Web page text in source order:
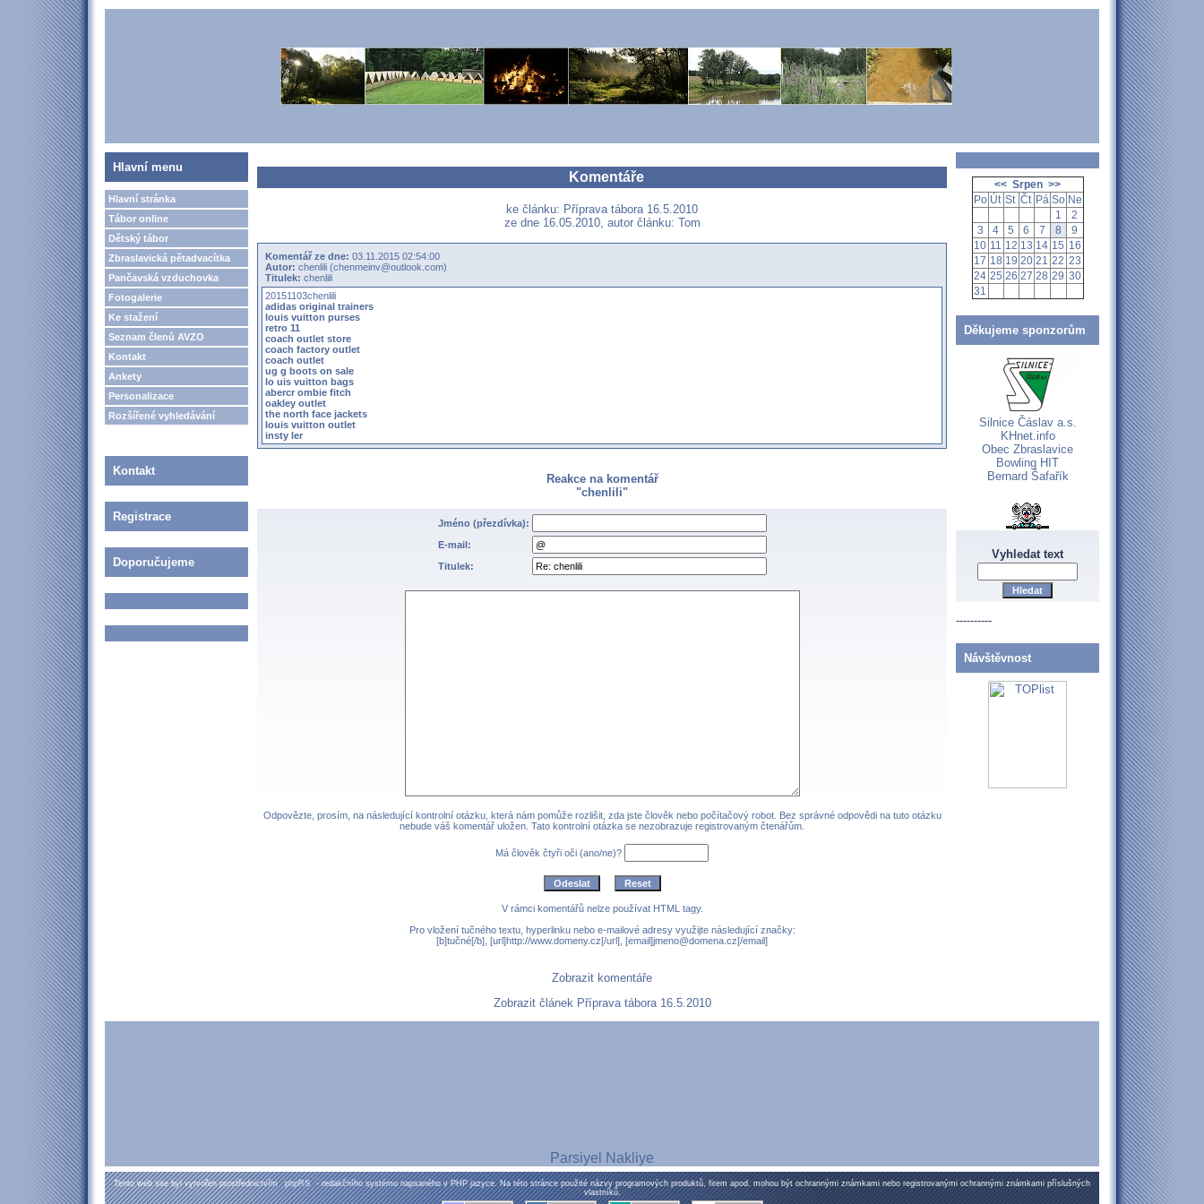
Hlavní menu
Hlavní stránka
Tábor online
Dětský tábor
Zbraslavická pětadvacítka
Pančavská vzduchovka
Fotogalerie
Ke stažení
Seznam členů AVZO
Kontakt
Ankety
Personalizace
Rozšířené vyhledávání
Kontakt
Registrace
Doporučujeme
Komentáře
ke článku: Příprava tábora 16.5.2010
ze dne 16.05.2010, autor článku: Tom
Komentář ze dne: 03.11.2015 02:54:00
Autor: chenlili (chenmeinv@outlook.com)
Titulek: chenlili
20151103chenlili
adidas original trainers
louis vuitton purses
retro 11
coach outlet store
coach factory outlet
coach outlet
ug g boots on sale
lo uis vuitton bags
abercr ombie fitch
oakley outlet
the north face jackets
louis vuitton outlet
insty ler
Reakce na komentář
"chenlili"
Jméno (přezdívka):
E-mail:
Titulek:
Odpovězte, prosím, na následující kontrolní otázku, která nám pomůže rozlišit, zda jste člověk nebo počítačový robot. Bez správné odpovědi na tuto otázku
nebude váš komentář uložen. Tato kontrolní otázka se nezobrazuje registrovaným čtenářům.
Má člověk čtyři oči (ano/ne)?
V rámci komentářů nelze používat HTML tagy.
Pro vložení tučného textu, hyperlinku nebo e-mailové adresy využijte následující značky:
[b]tučné[/b], [url]http://www.domeny.cz[/url], [email]jmeno@domena.cz[/email]
Zobrazit komentáře
Zobrazit článek Příprava tábora 16.5.2010
<< Srpen >>
Po Út St Čt Pá So Ne
1
2
3
4 5 6 7 8
9
10 11 12 13 14 15 16
17 18 19 20 21 22 23
24 25 26 27 28 29 30
31
Děkujeme sponzorům
Silnice Čáslav a.s.
KHnet.info
Obec Zbraslavice
Bowling HIT
Bernard Šafařík
Vyhledat text
----------
Návštěvnost
Parsiyel Nakliye
Tento web site byl vytvořen prostřednictvím phpRS - redakčního systému napsaného v PHP jazyce. Na této stránce použité názvy programových produktů, firem apod. mohou být ochrannými známkami nebo registrovanými ochrannými známkami příslušných
vlastníků.